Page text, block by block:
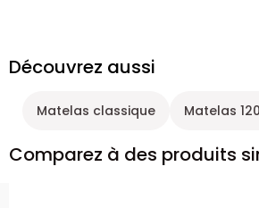
Découvrez aussi
Matelas classique Matelas
Comparez à des produits